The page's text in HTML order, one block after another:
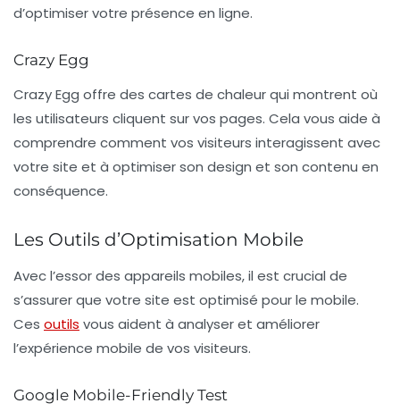
d’optimiser votre présence en ligne.
Crazy Egg
Crazy Egg offre des cartes de chaleur qui montrent où
les utilisateurs cliquent sur vos pages. Cela vous aide à
comprendre comment vos visiteurs interagissent avec
votre site et à optimiser son design et son contenu en
conséquence.
Les Outils d’Optimisation Mobile
Avec l’essor des appareils mobiles, il est crucial de
s’assurer que votre site est optimisé pour le mobile.
Ces outils vous aident à analyser et améliorer
l’expérience mobile de vos visiteurs.
Google Mobile-Friendly Test